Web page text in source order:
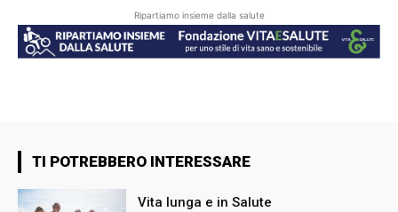
Ripartiamo insieme dalla salute
TI POTREBBERO INTERESSARE
Vita lunga e in Salute